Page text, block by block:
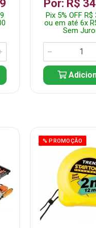
Por: R$
Pix 5% OFF R$
ou em até 6x
Sem
% PROMOÇÃO